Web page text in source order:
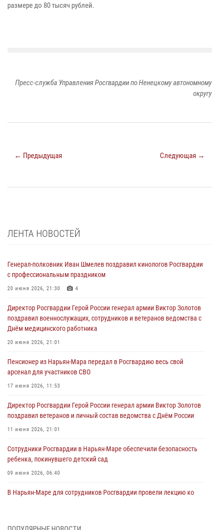
размере до 80 тысяч рублей.
Пресс-служба Управления Росгвардии по Ненецкому автономному
округу
← Предыдущая Следующая →
ЛЕНТА НОВОСТЕЙ
Генерал-полковник Иван Шмелев поздравил кинологов Росгвардии
с профессиональным праздником
20 июня 2026, 21:30 4
Директор Росгвардии Герой России генерал армии Виктор Золотов
поздравил военнослужащих, сотрудников и ветеранов ведомства с
Днём медицинского работника
20 июня 2026, 21:01
Пенсионер из Нарьян-Мара передал в Росгвардию весь свой
арсенал для участников СВО
17 июня 2026, 11:53
Директор Росгвардии Герой России генерал армии Виктор Золотов
поздравил ветеранов и личный состав ведомства с Днём России
11 июня 2026, 21:01
Сотрудники Росгвардии в Нарьян-Маре обеспечили безопасность
ребенка, покинувшего детский сад
09 июня 2026, 06:40
В Нарьян-Маре для сотрудников Росгвардии провели лекцию ко